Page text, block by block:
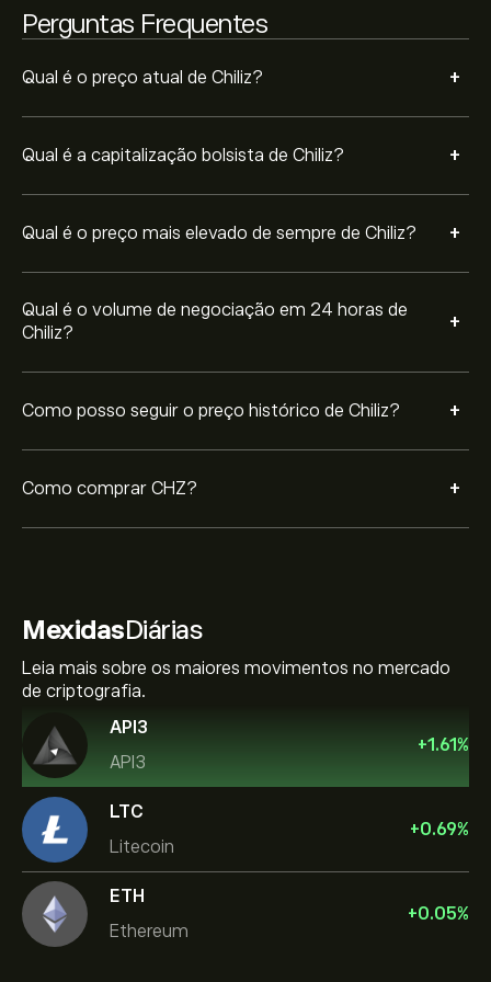
Perguntas Frequentes
Qual é o preço atual de Chiliz? +
Qual é a capitalização bolsista de Chiliz? +
Qual é o preço mais elevado de sempre de Chiliz? +
Qual é o volume de negociação em 24 horas de
Chiliz?
+
Como posso seguir o preço histórico de Chiliz? +
entre -0.03‎$‎ durante o último ano.
Como comprar CHZ? +
Para comprar CHZ, visite "Chiliz (CHZ)" a página no
website da eToro. Depois de ter criado uma conta e
depositado fundos, clique no botão "Negociar" e
decida quanto Chiliz pretende comprar. Também pode
colocar uma ordem para comprar CHZ a um preço
MexidasDiárias
Leia mais sobre os maiores movimentos no mercado
de criptografia.
API3
API3
+1.61%
LTC
Litecoin
+0.69%
ETH
Ethereum
+0.05%